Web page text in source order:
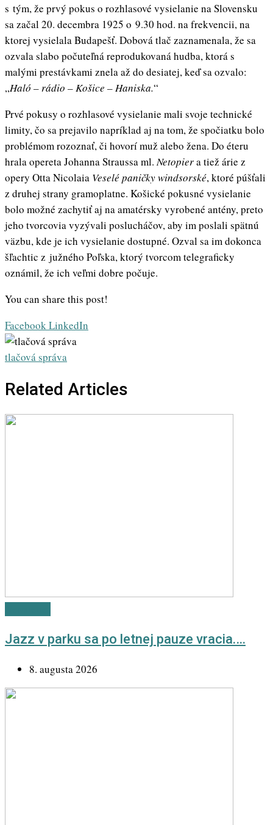
s tým, že prvý pokus o rozhlasové vysielanie na Slovensku
sa začal 20. decembra 1925 o 9.30 hod. na frekvencii, na
ktorej vysielala Budapešť. Dobová tlač zaznamenala, že sa
ozvala slabo počuteľná reprodukovaná hudba, ktorá s
malými prestávkami znela až do desiatej, keď sa ozvalo:
„Haló – rádio – Košice – Haniska.“
Prvé pokusy o rozhlasové vysielanie mali svoje technické
limity, čo sa prejavilo napríklad aj na tom, že spočiatku bolo
problémom rozoznať, či hovorí muž alebo žena. Do éteru
hrala opereta Johanna Straussa ml. Netopiera tiež árie z
opery Otta Nicolaia Veselé paničky windsorské, ktoré púšťali
z druhej strany gramoplatne. Košické pokusné vysielanie
bolo možné zachytiť aj na amatérsky vyrobené antény, preto
jeho tvorcovia vyzývali poslucháčov, aby im poslali spätnú
väzbu, kde je ich vysielanie dostupné. Ozval sa im dokonca
šľachtic z južného Poľska, ktorý tvorcom telegraficky
oznámil, že ich veľmi dobre počuje.
You can share this post!
Facebook LinkedIn
tlačová správa
Related Articles
Jazz v parku sa po letnej pauze vracia.…
8. augusta 2026